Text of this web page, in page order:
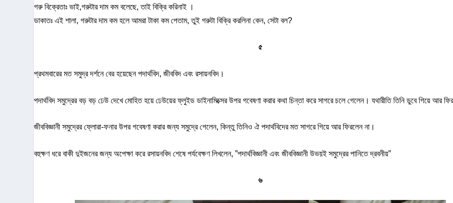
গরু বিক্রেতাঃ ভাই,গরুটার দাম কম বলেছে, তাই বিক্রি করিনাই ।
ডাকাতঃ এই শালা, গরুটার দাম কম হলে আমরা টাকা কম পেতাম, তুই গরুটা বিক্রি করলিনা কেন, সেটা বল?
৫
প্রথমবারের মত সমুদ্র দর্শনে বের হয়েছেন পদার্থবিদ, জীববিদ এবং রসায়নবিদ।
পদার্থবিদ সমুদ্রের বড় বড় ঢেউ দেখে মোহিত হয়ে ঢেউয়ের ফ্লুইড ডাইনামিক্সের উপর গবেষণা করার কথা চিন্তা করে সাগরে চলে গেলেন। যথারীতি তিনি ডুবে গিয়ে আর
জীববিজ্ঞানী সমুদ্রের ফ্লোরা-ফনার উপর গবেষণা করার জন্য সমুদ্রে গেলেন, কিন্তু তিনিও ঐ পদার্থবিদের মত সাগরে গিয়ে আর ফিরলেন না।
বহুক্ষণ ধরে বাকী দুইজনের জন্য অপেক্ষা করে রসায়নবিদ শেষে পর্যবেক্ষণ লিখলেন, ”পদার্থবিজ্ঞানী এবং জীববিজ্ঞানী উভয়ই সমুদ্রের পানিতে দ্রবনীয়”
৬